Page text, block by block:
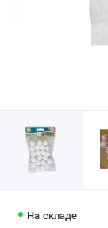
На складе